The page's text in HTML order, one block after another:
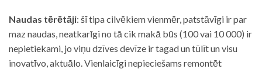
Naudas tērētāji: šī tipa cilvēkiem vienmēr, patstāvīgi ir par
maz naudas, neatkarīgi no tā cik makā būs (100 vai 10 000) ir
nepietiekami, jo viņu dzīves devīze ir tagad un tūlīt un visu
inovatīvo, aktuālo. Vienlaicīgi nepieciešams remontēt